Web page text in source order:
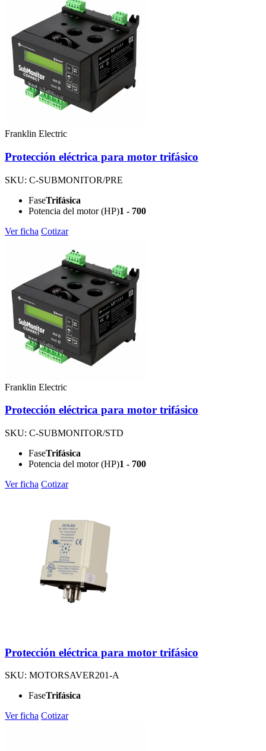
Franklin Electric
Protección eléctrica para motor trifásico
SKU: C-SUBMONITOR/PRE
FaseTrifásica
Potencia del motor (HP)1 - 700
Ver ficha Cotizar
Franklin Electric
Protección eléctrica para motor trifásico
SKU: C-SUBMONITOR/STD
FaseTrifásica
Potencia del motor (HP)1 - 700
Ver ficha Cotizar
Protección eléctrica para motor trifásico
SKU: MOTORSAVER201-A
FaseTrifásica
Ver ficha Cotizar